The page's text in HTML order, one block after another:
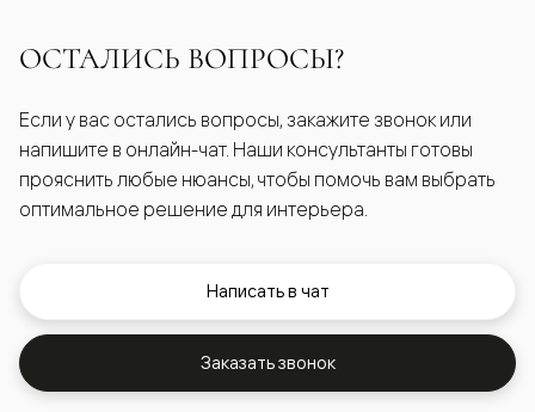
ОСТАЛИСЬ ВОПРОСЫ?
Если у вас остались вопросы, закажите звонок или
напишите в онлайн-чат. Наши консультанты готовы
прояснить любые нюансы, чтобы помочь вам выбрать
оптимальное решение для интерьера.
Написать в чат
Заказать звонок